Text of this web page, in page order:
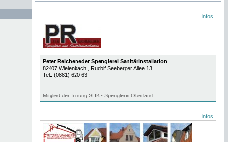
infos
Peter Reicheneder Spenglerei Sanitärinstallation
82407 Wielenbach
, Rudolf Seeberger Allee 13
Tel.: (0881) 620 63
Mitglied der Innung SHK - Spenglerei Oberland
infos